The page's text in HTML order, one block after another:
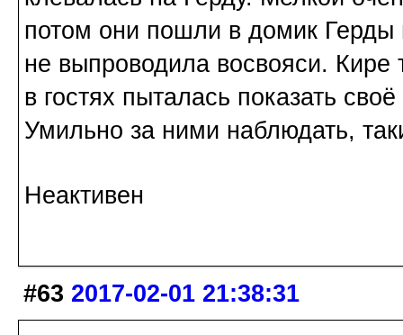
потом они пошли в домик Герды
не выпроводила восвояси.
в гостях пыталась показать
Умильно за ними наблюдать,
Неактивен
#63 2017-02-01 21:38:31